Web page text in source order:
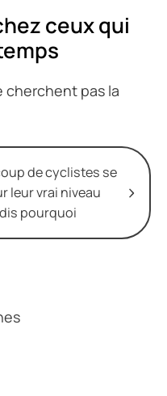
ceux qui
cherchent pas la
de cyclistes se
leur vrai niveau
pourquoi